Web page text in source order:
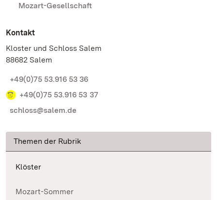
Mozart-Gesellschaft
Kontakt
Kloster und Schloss Salem
88682 Salem
+49(0)75 53.916 53 36
+49(0)75 53.916 53 37
schloss@salem.de
Themen der Rubrik
Klöster
Mozart-Sommer